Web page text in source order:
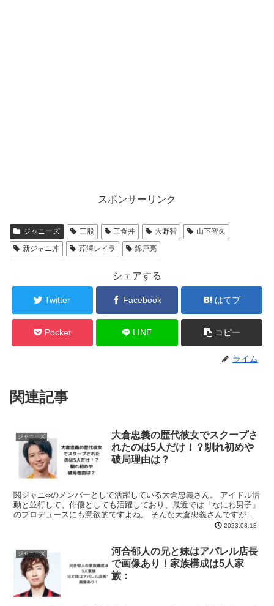
スポンサーリンク
ジャニーズ 三股 三食丼 大野智
山下智久
新ジャニ丼
芹澤レイラ 錦戸亮
シェアする
Twitter Facebook はてブ
Pocket LINE コピー
ライム
関連記事
ジャニーズ
大倉忠義の歴代彼女でスクープさ
れたのは5人だけ！？馴れ初めや
破局理由は？
関ジャニ∞のメンバーとして活躍している大倉忠義さん。 アイドル活
動と並行して、俳優としても活躍しており、最近では「なにわ男子」
のプロデュースにも意欲的ですよね。 そんな大倉忠義さんですが、
当然女性にモテモテだと思うので、歴代彼女が気になって...2023.08.18
ジャニーズ
河合郁人の兄と妹はアパレル店長
で画像あり！家族構成は5人家
族：